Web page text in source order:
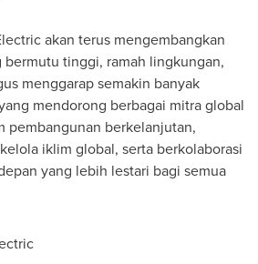
akan terus mengembangkan
tinggi, ramah lingkungan,
menggarap semakin banyak
mendorong berbagai mitra global
pembangunan berkelanjutan,
iklim global, serta berkolaborasi
yang lebih lestari bagi semua